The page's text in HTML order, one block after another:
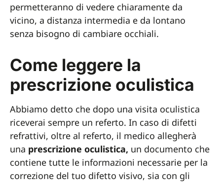
permetteranno di vedere chiaramente da
vicino, a distanza intermedia e da lontano
senza bisogno di cambiare occhiali.
Come leggere la
prescrizione oculistica
Abbiamo detto che dopo una visita oculistica
riceverai sempre un referto. In caso di difetti
refrattivi, oltre al referto, il medico allegherà
una prescrizione oculistica, un documento che
contiene tutte le informazioni necessarie per la
correzione del tuo difetto visivo, sia con gli